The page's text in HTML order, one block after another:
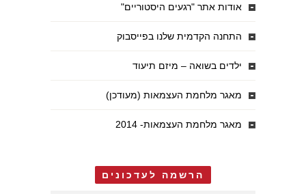
אודות אתר "רגעים היסטוריים"
התחנה הקדמית שלנו בפייסבוק
ילדים בשואה – מיזם תיעוד
מאגר מלחמת העצמאות (מעודכן)
מאגר מלחמת העצמאות- 2014
הרשמה לעדכונים